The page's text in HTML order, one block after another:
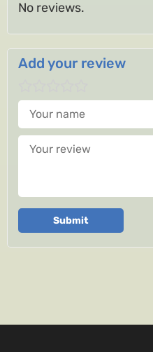
No reviews.
Add your review
Your name
Your review
Submit